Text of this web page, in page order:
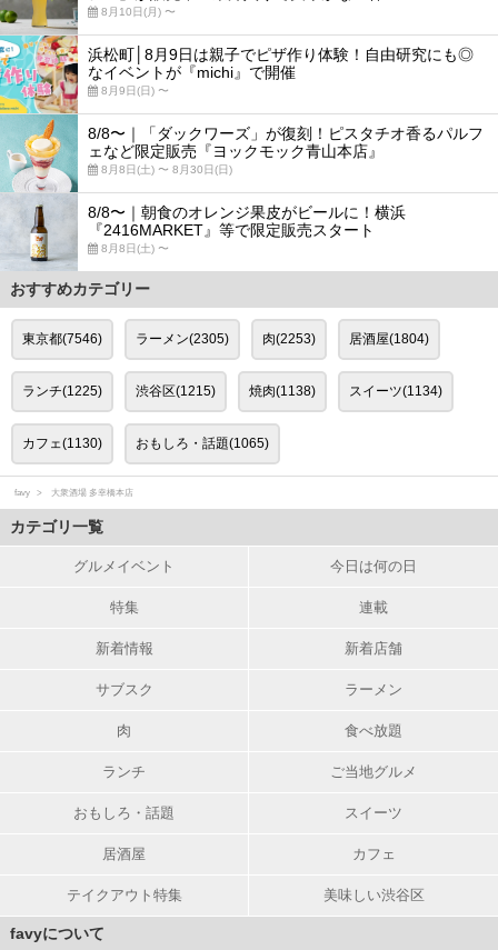
8月10日(月) 〜
浜松町│8月9日は親子でピザ作り体験！自由研究にも◎
なイベントが『michi』で開催
8月9日(日) 〜
8/8〜｜「ダックワーズ」が復刻！ピスタチオ香るパルフ
ェなど限定販売『ヨックモック青山本店』
8月8日(土) 〜 8月30日(日)
8/8〜｜朝食のオレンジ果皮がビールに！横浜
『2416MARKET』等で限定販売スタート
8月8日(土) 〜
おすすめカテゴリー
東京都(7546) ラーメン(2305) 肉(2253) 居酒屋(1804)
ランチ(1225) 渋谷区(1215) 焼肉(1138) スイーツ(1134)
カフェ(1130) おもしろ・話題(1065)
favy 大衆酒場 多幸橋本店
カテゴリ一覧
グルメイベント 今日は何の日
特集 連載
新着情報 新着店舗
サブスク ラーメン
肉 食べ放題
ランチ ご当地グルメ
おもしろ・話題 スイーツ
居酒屋 カフェ
テイクアウト特集 美味しい渋谷区
favyについて